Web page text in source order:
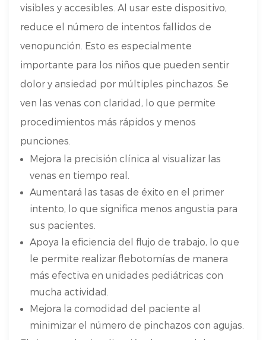
visibles y accesibles. Al usar este dispositivo,
reduce el número de intentos fallidos de
venopunción. Esto es especialmente
importante para los niños que pueden sentir
dolor y ansiedad por múltiples pinchazos. Se
ven las venas con claridad, lo que permite
procedimientos más rápidos y menos
punciones.
Mejora la precisión clínica al visualizar las
venas en tiempo real.
Aumentará las tasas de éxito en el primer
intento, lo que significa menos angustia para
sus pacientes.
Apoya la eficiencia del flujo de trabajo, lo que
le permite realizar flebotomías de manera
más efectiva en unidades pediátricas con
mucha actividad.
Mejora la comodidad del paciente al
minimizar el número de pinchazos con agujas.